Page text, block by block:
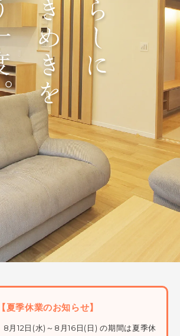
【夏季休業のお知らせ】
8月12日(水)～8月16日(日) の期間は夏季休